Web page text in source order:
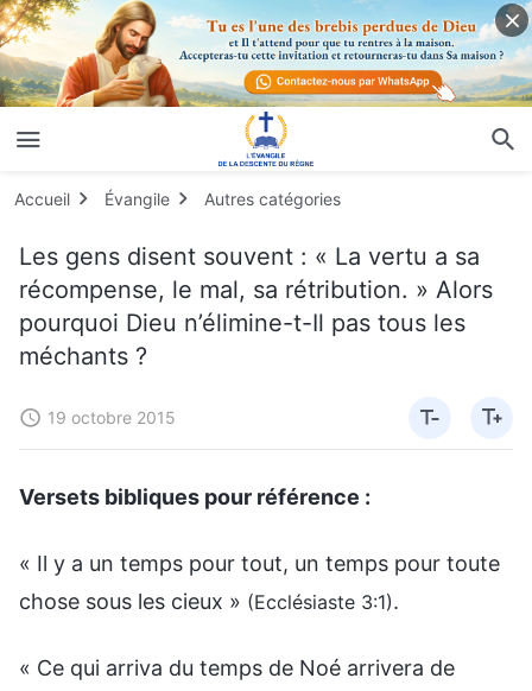
Accueil Évangile Autres catégories
Les gens disent souvent : « La vertu a sa
récompense, le mal, sa rétribution. » Alors
pourquoi Dieu n’élimine-t-Il pas tous les
méchants ?
19 octobre 2015
Versets bibliques pour référence :
« Il y a un temps pour tout, un temps pour toute
chose sous les cieux » (Ecclésiaste 3:1).
« Ce qui arriva du temps de Noé arrivera de